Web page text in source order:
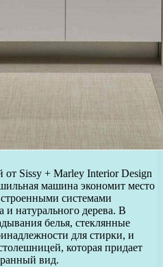
от Sissy + Marley Interior Design
машина экономит место
системами
и натурального дерева. В
белья, стеклянные
для стирки, и
которая придает
вид.